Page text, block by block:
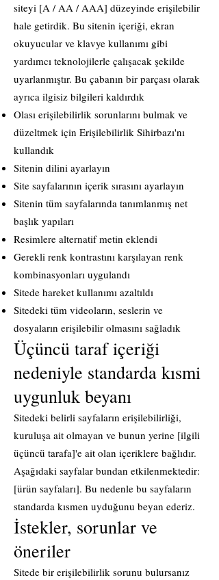
siteyi [A / AA / AAA] düzeyinde erişilebilir
hale getirdik. Bu sitenin içeriği, ekran
okuyucular ve klavye kullanımı gibi
yardımcı teknolojilerle çalışacak şekilde
uyarlanmıştır. Bu çabanın bir parçası olarak
ayrıca ilgisiz bilgileri kaldırdık
Olası erişilebilirlik sorunlarını bulmak ve
düzeltmek için Erişilebilirlik Sihirbazı'nı
kullandık
Sitenin dilini ayarlayın
Site sayfalarının içerik sırasını ayarlayın
Sitenin tüm sayfalarında tanımlanmış net
başlık yapıları
Resimlere alternatif metin eklendi
Gerekli renk kontrastını karşılayan renk
kombinasyonları uygulandı
Sitede hareket kullanımı azaltıldı
Sitedeki tüm videoların, seslerin ve
dosyaların erişilebilir olmasını sağladık
Üçüncü taraf içeriği
nedeniyle standarda kısmi
uygunluk beyanı
Sitedeki belirli sayfaların erişilebilirliği,
kuruluşa ait olmayan ve bunun yerine [ilgili
üçüncü tarafa]'e ait olan içeriklere bağlıdır.
Aşağıdaki sayfalar bundan etkilenmektedir:
[ürün sayfaları]. Bu nedenle bu sayfaların
standarda kısmen uyduğunu beyan ederiz.
İstekler, sorunlar ve
öneriler
Sitede bir erişilebilirlik sorunu bulursanız